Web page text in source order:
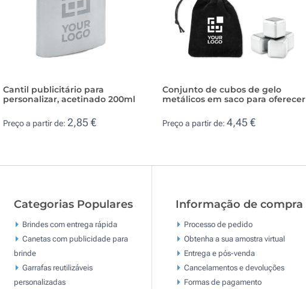
Cantil publicitário para
personalizar, acetinado 200ml
Preço a partir de: 2,85 €
Conjunto de cubos de gelo
metálicos em saco para oferecer
Preço a partir de: 4,45 €
Categorias Populares
Brindes com entrega rápida
Canetas com publicidade para
brinde
Garrafas reutilizáveis
personalizadas
Informação de compra
Processo de pedido
Obtenha a sua amostra virtual
Entrega e pós-venda
Cancelamentos e devoluções
Formas de pagamento